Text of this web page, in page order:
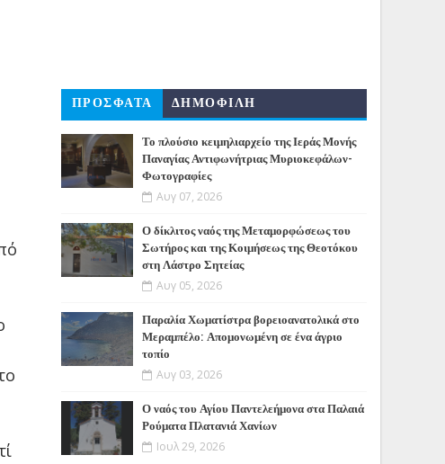
ΠΡΟΣΦΑΤΑ ΔΗΜΟΦΙΛΗ
Το πλούσιο κειμηλιαρχείο της Ιεράς Μονής
Παναγίας Αντιφωνήτριας Μυριοκεφάλων-
Φωτογραφίες
Αυγ 07, 2026
Ο δίκλιτος ναός της Μεταμορφώσεως του
Σωτήρος και της Κοιμήσεως της Θεοτόκου
στη Λάστρο Σητείας
Αυγ 05, 2026
Παραλία Χωματίστρα βορειοανατολικά στο
Μεραμπέλο: Απομονωμένη σε ένα άγριο
τοπίο
Αυγ 03, 2026
Ο ναός του Αγίου Παντελεήμονα στα Παλαιά
Ρούματα Πλατανιά Χανίων
Ιουλ 29, 2026